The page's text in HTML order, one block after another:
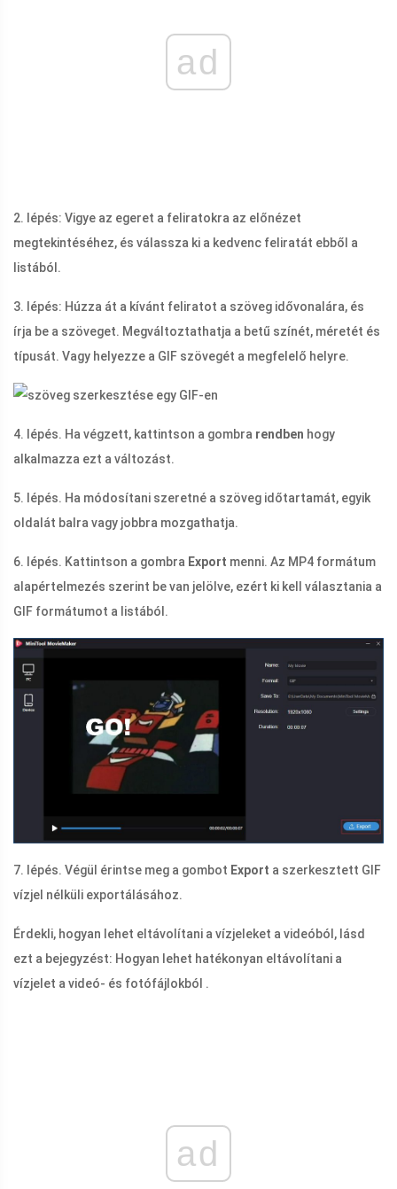
ad
2. lépés: Vigye az egeret a feliratokra az előnézet
megtekintéséhez, és válassza ki a kedvenc feliratát ebből a
listából.
3. lépés: Húzza át a kívánt feliratot a szöveg idővonalára, és
írja be a szöveget. Megváltoztathatja a betű színét, méretét és
típusát. Vagy helyezze a GIF szövegét a megfelelő helyre.
4. lépés. Ha végzett, kattintson a gombra rendben hogy
alkalmazza ezt a változást.
5. lépés. Ha módosítani szeretné a szöveg időtartamát, egyik
oldalát balra vagy jobbra mozgathatja.
6. lépés. Kattintson a gombra Export menni. Az MP4 formátum
alapértelmezés szerint be van jelölve, ezért ki kell választania a
GIF formátumot a listából.
7. lépés. Végül érintse meg a gombot Export a szerkesztett GIF
vízjel nélküli exportálásához.
Érdekli, hogyan lehet eltávolítani a vízjeleket a videóból, lásd
ezt a bejegyzést: Hogyan lehet hatékonyan eltávolítani a
vízjelet a videó- ​​és fotófájlokból .
ad